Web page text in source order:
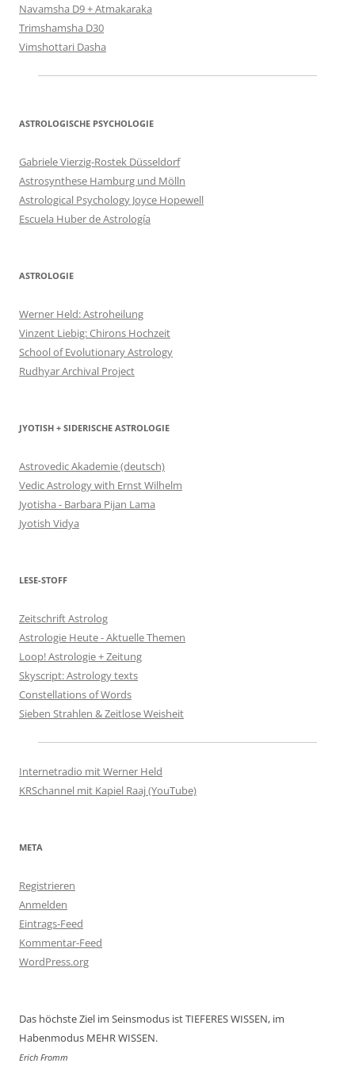
Navamsha D9 + Atmakaraka
Trimshamsha D30
Vimshottari Dasha
ASTROLOGISCHE PSYCHOLOGIE
Gabriele Vierzig-Rostek Düsseldorf
Astrosynthese Hamburg und Mölln
Astrological Psychology Joyce Hopewell
Escuela Huber de Astrología
ASTROLOGIE
Werner Held: Astroheilung
Vinzent Liebig: Chirons Hochzeit
School of Evolutionary Astrology
Rudhyar Archival Project
JYOTISH + SIDERISCHE ASTROLOGIE
Astrovedic Akademie (deutsch)
Vedic Astrology with Ernst Wilhelm
Jyotisha - Barbara Pijan Lama
Jyotish Vidya
LESE-STOFF
Zeitschrift Astrolog
Astrologie Heute - Aktuelle Themen
Loop! Astrologie + Zeitung
Skyscript: Astrology texts
Constellations of Words
Sieben Strahlen & Zeitlose Weisheit
Internetradio mit Werner Held
KRSchannel mit Kapiel Raaj (YouTube)
META
Registrieren
Anmelden
Eintrags-Feed
Kommentar-Feed
WordPress.org
Das höchste Ziel im Seinsmodus ist TIEFERES WISSEN, im
Habenmodus MEHR WISSEN.
Erich Fromm